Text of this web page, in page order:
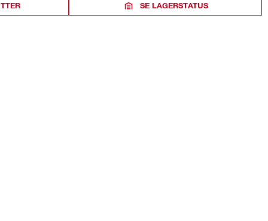
SE LAGERSTATUS